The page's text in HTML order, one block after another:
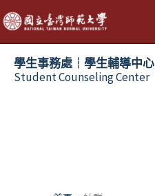
跳
至
主
學生事務處┆學生輔導中心
Student Counseling Center